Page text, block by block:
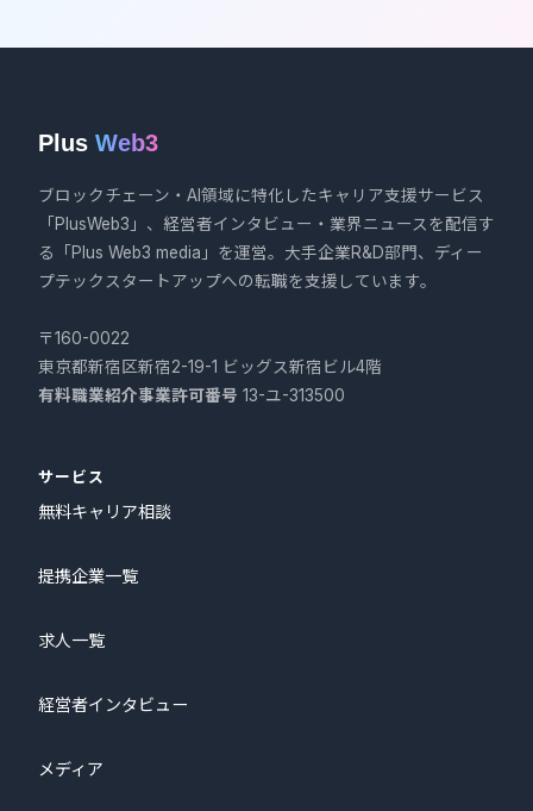
Plus Web3
ブロックチェーン・AI領域に特化したキャリア支援サービス
「PlusWeb3」、経営者インタビュー・業界ニュースを配信す
る「Plus Web3 media」を運営。大手企業R&D部門、ディー
プテックスタートアップへの転職を支援しています。
〒160-0022
東京都新宿区新宿2-19-1 ビッグス新宿ビル4階
有料職業紹介事業許可番号 13-ユ-313500
サービス
無料キャリア相談
提携企業一覧
求人一覧
経営者インタビュー
メディア